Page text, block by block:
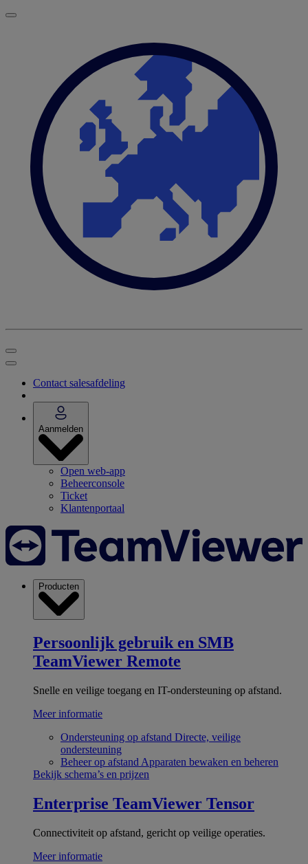
Contact salesafdeling
Aanmelden
Open web-app
Beheerconsole
Ticket
Klantenportaal
Producten
Persoonlijk gebruik en SMB
TeamViewer Remote
Snelle en veilige toegang en IT-ondersteuning op afstand.
Meer informatie
Ondersteuning op afstand Directe, veilige
ondersteuning
Beheer op afstand Apparaten bewaken en beheren
Bekijk schema’s en prijzen
Enterprise TeamViewer Tensor
Connectiviteit op afstand, gericht op veilige operaties.
Meer informatie